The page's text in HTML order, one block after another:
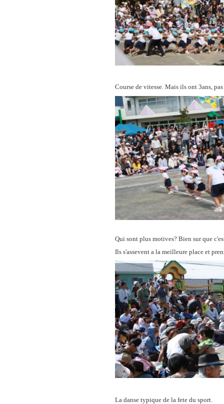
Course de vitesse. Mais ils ont 3ans,
Qui sont plus motives? Bien sur que
Ils s'assevent a la meilleure place et
La danse typique de la fete du sport.